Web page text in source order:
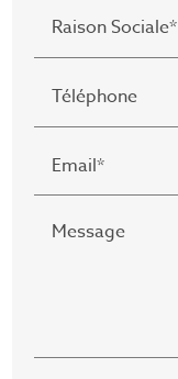
Raison Sociale*
Téléphone
Email*
Message